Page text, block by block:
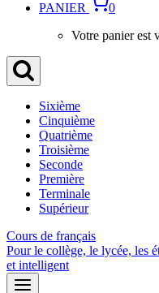
PANIER
0
Votre panier est
Sixième
Cinquième
Quatrième
Troisième
Seconde
Première
Terminale
Supérieur
Cours de français
Pour le collège, le lycée, les
et intelligent